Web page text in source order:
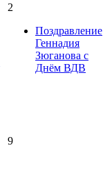
2
Поздравление
Геннадия
Зюганова с
Днём ВДВ
9